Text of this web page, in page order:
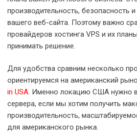
производительность, безопасность
вашего веб-сайта. Поэтому важно
провайдеров хостинга VPS и их
принимать решение.
Для удобства сравним несколько
ориентируемся на американский
in USA. Именно локацию США нужно
сервера, если мы хотим получить
производительность,
для американского рынка.